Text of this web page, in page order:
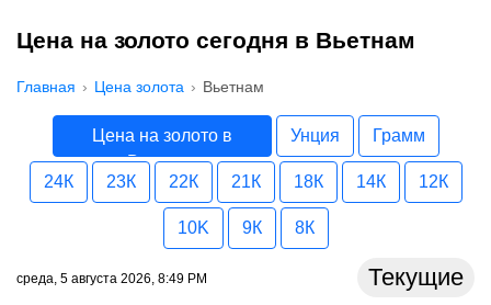
Цена на золото сегодня в Вьетнам
Главная Цена золота Вьетнам
Цена на золото в
Вьетнам
Унция Грамм
24К 23К 22К 21К 18К 14К 12К
10K 9К 8К
среда, 5 августа 2026, 8:49 PM Текущие